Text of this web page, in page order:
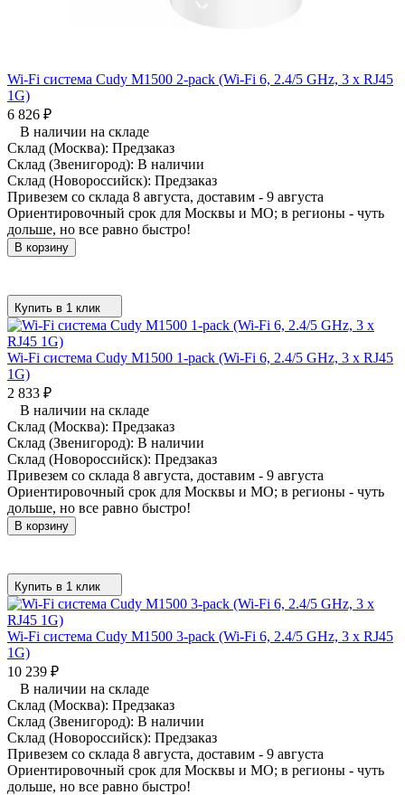
Wi-Fi система Cudy M1500 2-pack (Wi-Fi 6, 2.4/5 GHz, 3 x RJ45
1G)
6 826 ₽
В наличии на складе
Склад (Москва): Предзаказ
Склад (Звенигород): В наличии
Склад (Новороссийск): Предзаказ
Привезем со склада 8 августа, доставим - 9 августа
Ориентировочный срок для Москвы и МО; в регионы - чуть
дольше, но все равно быстро!
В корзину
Купить в 1 клик
Wi-Fi система Cudy M1500 1-pack (Wi-Fi 6, 2.4/5 GHz, 3 x RJ45
1G)
2 833 ₽
В наличии на складе
Склад (Москва): Предзаказ
Склад (Звенигород): В наличии
Склад (Новороссийск): Предзаказ
Привезем со склада 8 августа, доставим - 9 августа
Ориентировочный срок для Москвы и МО; в регионы - чуть
дольше, но все равно быстро!
В корзину
Купить в 1 клик
Wi-Fi система Cudy M1500 3-pack (Wi-Fi 6, 2.4/5 GHz, 3 x RJ45
1G)
10 239 ₽
В наличии на складе
Склад (Москва): Предзаказ
Склад (Звенигород): В наличии
Склад (Новороссийск): Предзаказ
Привезем со склада 8 августа, доставим - 9 августа
Ориентировочный срок для Москвы и МО; в регионы - чуть
дольше, но все равно быстро!